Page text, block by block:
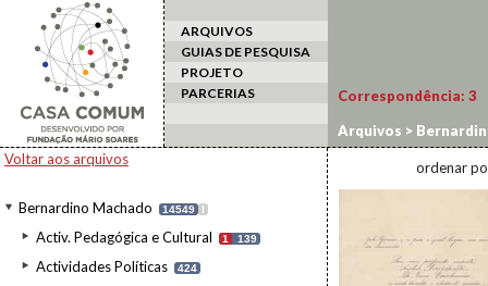
ARQUIVOS
GUIAS DE PESQUISA
PROJETO
PARCERIAS
Voltar aos arquivos
Bernardino Machado 14549 I
Activ. Pedagógica e Cultural 1 139
Actividades Políticas 424
Correspondência: 3
Arquivos >
ordenar